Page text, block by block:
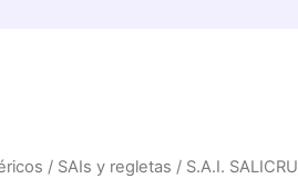
/ SAIs y regletas / S.A.I.